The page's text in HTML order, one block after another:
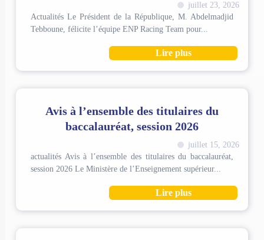
juillet 23, 2026
Actualités Le Président de la République, M. Abdelmadjid
Tebboune, félicite l’équipe ENP Racing Team pour...
Lire plus
Avis à l’ensemble des titulaires du
baccalauréat, session 2026
juillet 15, 2026
actualités Avis à l’ensemble des titulaires du baccalauréat,
session 2026 Le Ministère de l’Enseignement supérieur...
Lire plus